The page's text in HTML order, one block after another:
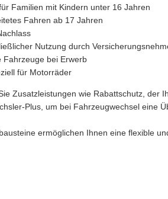
Familien mit Kindern unter 16 Jahren
Fahren ab 17 Jahren
Nutzung durch
Fahrzeuge bei Erwerb
für Motorräder
Zusatzleistungen wie Rabattschutz,
Plus, um bei Fahrzeugwechsel eine
ermöglichen Ihnen eine flexible